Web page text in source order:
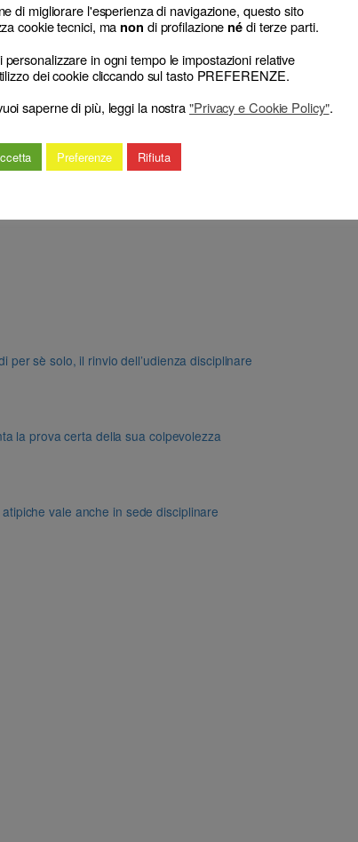
per sè solo, il rinvio dell’udienza disciplinare
la prova certa della sua colpevolezza
vale anche in sede disciplinare
di migliorare l'esperienza di navigazione, questo sito
cookie tecnici, ma non di profilazione nédi terze parti.
personalizzare in ogni tempo le impostazioni relative
dei cookie cliccando sul tasto PREFERENZE.
saperne di più, leggi la nostra"Privacy e Cookie Policy".
Preferenze Rifiuta